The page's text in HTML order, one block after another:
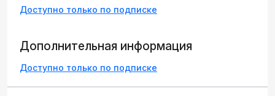
Доступно только по подписке
Дополнительная информация
Доступно только по подписке